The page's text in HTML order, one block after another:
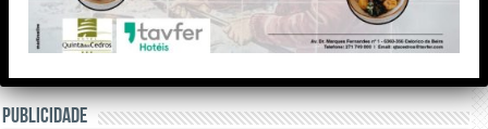
Meteorologia
Publicidade